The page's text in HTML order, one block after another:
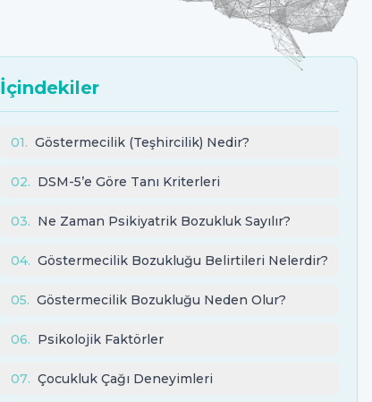
İçindekiler
01. Göstermecilik (Teşhircilik) Nedir?
02. DSM-5’e Göre Tanı Kriterleri
03. Ne Zaman Psikiyatrik Bozukluk Sayılır?
04. Göstermecilik Bozukluğu Belirtileri Nelerdir?
05. Göstermecilik Bozukluğu Neden Olur?
06. Psikolojik Faktörler
07. Çocukluk Çağı Deneyimleri